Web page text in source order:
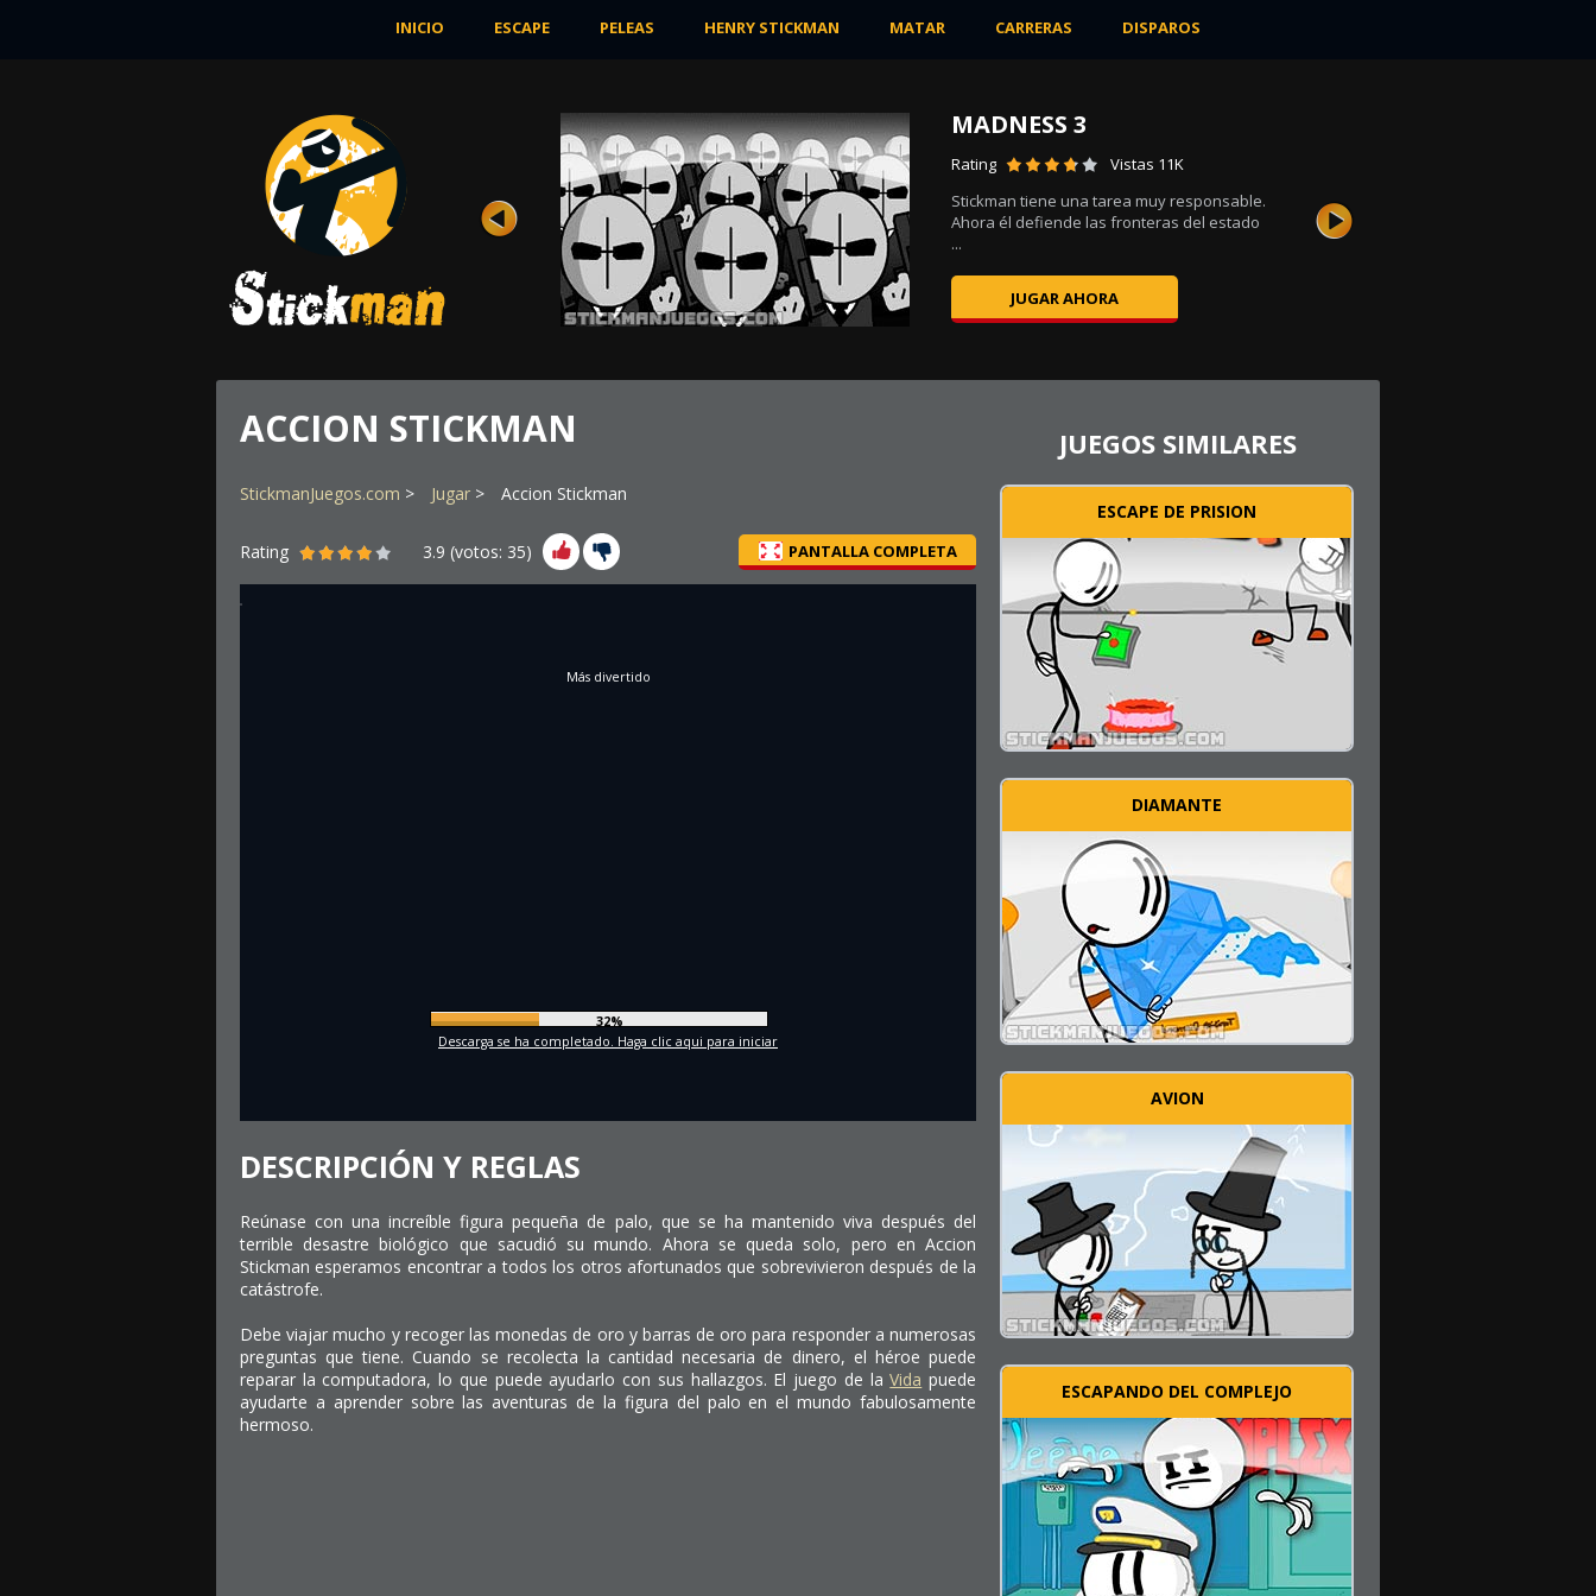
INICIO ESCAPE PELEAS HENRY STICKMAN MATAR CARRERAS DISPAROS
SANGRIENTOS
Rating
Stickman fue enviado a la base de
entrenamiento especial, donde tendría que
desarrollar ...
JUGAR AHORA
MADNESS 3
Rating
Vistas 11K
Stickman tiene una tarea muy responsable.
Ahora él defiende las fronteras del estado
...
JUGAR AHORA
ACCION STICKMAN
StickmanJuegos.com Jugar Accion Stickman
Rating 3.9 (votos: 35) PANTALLA COMPLETA
Más divertido
35%
Descarga se ha completado. Haga clic aqui para iniciar
DESCRIPCIÓN Y REGLAS
Reúnase con una increíble figura pequeña de palo, que se ha mantenido viva después del
terrible desastre biológico que sacudió su mundo. Ahora se queda solo, pero en Accion
Stickman esperamos encontrar a todos los otros afortunados que sobrevivieron después de la
catástrofe.
Debe viajar mucho y recoger las monedas de oro y barras de oro para responder a numerosas
preguntas que tiene. Cuando se recolecta la cantidad necesaria de dinero, el héroe puede
reparar la computadora, lo que puede ayudarlo con sus hallazgos. El juego de laVida puede
ayudarte a aprender sobre las aventuras de la figura del palo en el mundo fabulosamente
hermoso.
JUEGOS SIMILARES
ESCAPE DE PRISION
DIAMANTE
AVION
ESCAPANDO DEL COMPLEJO